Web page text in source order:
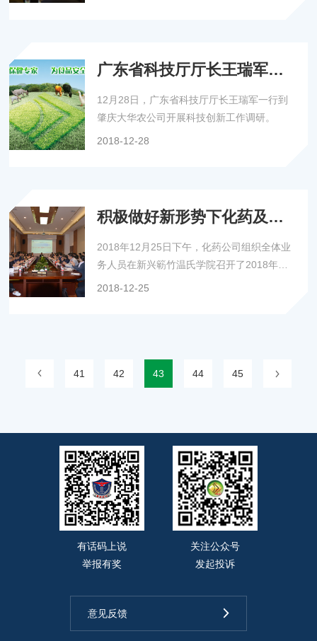
广东省科技厅厅长王瑞军到
12月28日，广东省科技厅厅长王瑞军一行到
肇庆大华农公司开展科技创新工作调研。
2018-12-28
积极做好新形势下化药及添
农化药公司召开2018年度销
2018年12月25日下午，化药公司组织全体业
务人员在新兴簕竹温氏学院召开了2018年销
售工作总结会，大华农事业部副总裁方炳虎参
2018-12-25
上一页
41 42 43 44 45
下一页
有话码上说
举报有奖
关注公众号
发起投诉
意见反馈